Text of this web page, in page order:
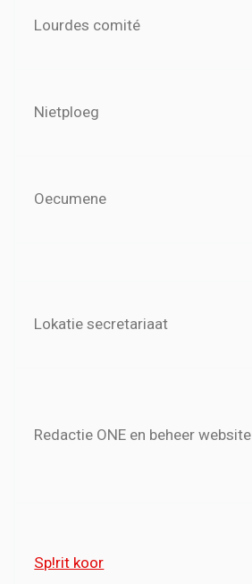
Lourdes comité
Nietploeg
Oecumene
Lokatie secretariaat
Redactie ONE en beheer website
Sp!rit koor